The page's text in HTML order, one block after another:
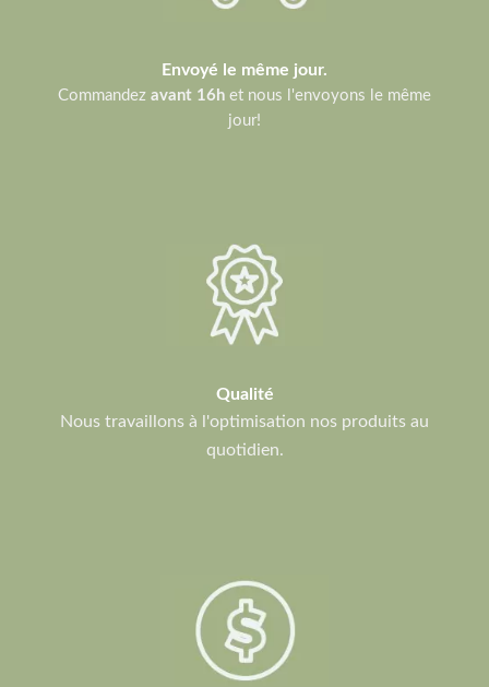
Envoyé le même jour.
Commandez avant 16h et nous l'envoyons le même
jour!
Qualité
Nous travaillons à l'optimisation nos produits au
quotidien.